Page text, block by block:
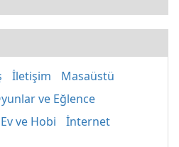
İletişim
Masaüstü
ve Eğlence
Ev ve Hobi
İnternet